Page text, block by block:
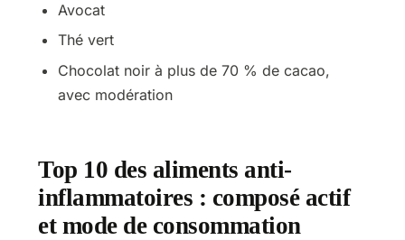
Avocat
Thé vert
Chocolat noir à plus de 70 % de cacao,
avec modération
Top 10 des aliments anti-
inflammatoires : composé actif
et mode de consommation